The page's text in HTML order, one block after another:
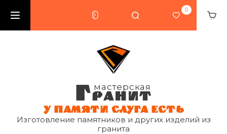
0
мастерская
ГРАНИТ
У ПАМЯТИ СЛУГА ЕСТЬ
Изготовление памятников и других изделий из
гранита